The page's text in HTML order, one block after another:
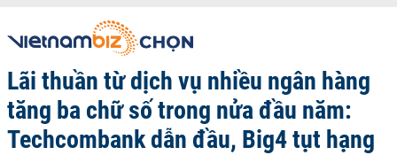
Lãi thuần từ dịch vụ nhiều ngân hàng
tăng ba chữ số trong nửa đầu năm:
Techcombank dẫn đầu, Big4 tụt hạng